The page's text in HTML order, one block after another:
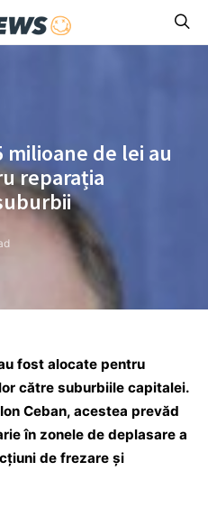
de lei au
reparația
fost alocate pentru
către suburbiile capitalei.
Ceban, acestea prevăd
în zonele de deplasare a
de frezare și